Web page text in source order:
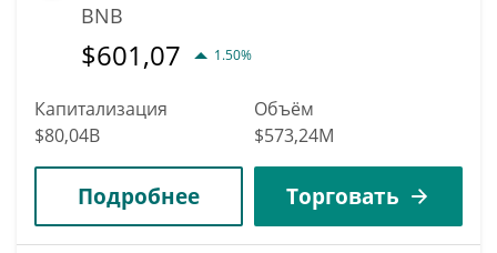
BNB
$601,07 1.50%
Капитализация
$80,04B
Объём
$573,24M
Подробнее Торговать